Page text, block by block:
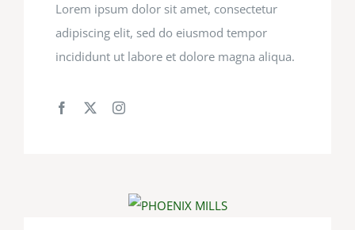
Lorem ipsum dolor sit amet, consectetur
adipiscing elit, sed do eiusmod tempor
incididunt ut labore et dolore magna aliqua.